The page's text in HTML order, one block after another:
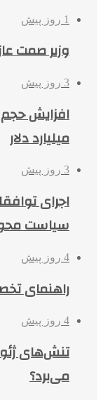
1 روز پیش
وزیر صمت
3 روز پیش
میلیارد دلار
3 روز پیش
اجرای
سیاست
4 روز پیش
راهنمای
4 روز پیش
تنش‌های
می‌برد؟